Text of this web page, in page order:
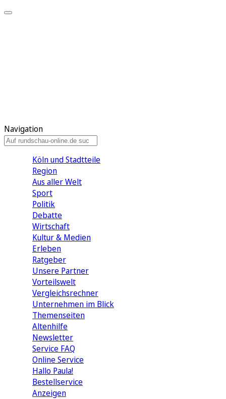
Navigation
Köln und Stadtteile
Region
Aus aller Welt
Sport
Politik
Debatte
Wirtschaft
Kultur & Medien
Erleben
Ratgeber
Unsere Partner
Vorteilswelt
Vergleichsrechner
Unternehmen im Blick
Themenseiten
Altenhilfe
Newsletter
Service FAQ
Online Service
Hallo Paula!
Bestellservice
Anzeigen